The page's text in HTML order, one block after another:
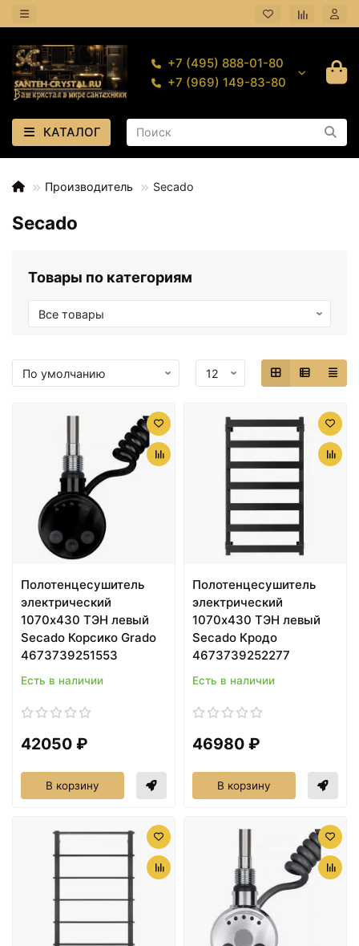
+7 (495) 888-01-80
+7 (969) 149-83-80
КАТАЛОГ
Производитель Secado
Secado
Товары по категориям
Полотенцесушитель
электрический
1070х430 ТЭН левый
Secado Корсико Grado
4673739251553
Есть в наличии
42050 ₽
В корзину
Полотенцесушитель
электрический
1070х430 ТЭН левый
Secado Кродо
4673739252277
Есть в наличии
46980 ₽
В корзину